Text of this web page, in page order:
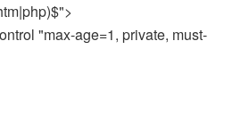
"max-age=1, private, must-